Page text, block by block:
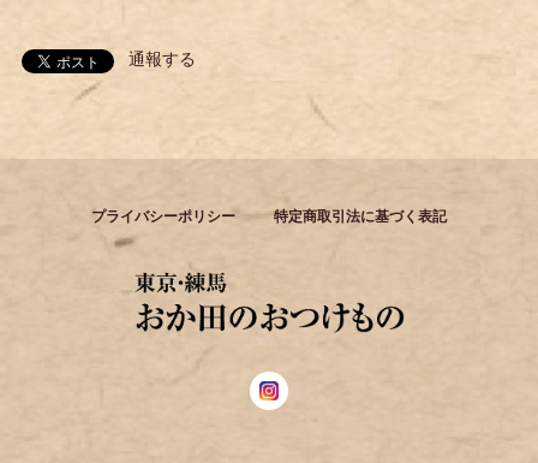
通報する
プライバシーポリシー 特定商取引法に基づく表記